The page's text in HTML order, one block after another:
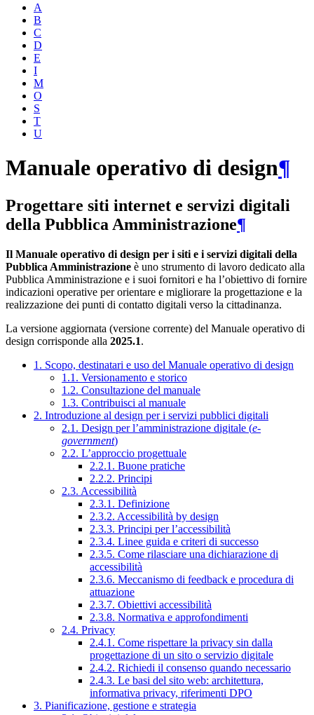
A
B
C
D
E
I
M
O
S
T
U
Manuale operativo di design¶
Progettare siti internet e servizi digitali
della Pubblica Amministrazione¶
Il Manuale operativo di design per i siti e i servizi digitali della
Pubblica Amministrazione è uno strumento di lavoro dedicato alla
Pubblica Amministrazione e i suoi fornitori e ha l’obiettivo di fornire
indicazioni operative per orientare e migliorare la progettazione e la
realizzazione dei punti di contatto digitali verso la cittadinanza.
La versione aggiornata (versione corrente) del Manuale operativo di
design corrisponde alla 2025.1.
1. Scopo, destinatari e uso del Manuale operativo di design
1.1. Versionamento e storico
1.2. Consultazione del manuale
1.3. Contribuisci al manuale
2. Introduzione al design per i servizi pubblici digitali
2.1. Design per l’amministrazione digitale (e-
government)
2.2. L’approccio progettuale
2.2.1. Buone pratiche
2.2.2. Principi
2.3. Accessibilità
2.3.1. Definizione
2.3.2. Accessibilità by design
2.3.3. Principi per l’accessibilità
2.3.4. Linee guida e criteri di successo
2.3.5. Come rilasciare una dichiarazione di
accessibilità
2.3.6. Meccanismo di feedback e procedura di
attuazione
2.3.7. Obiettivi accessibilità
2.3.8. Normativa e approfondimenti
2.4. Privacy
2.4.1. Come rispettare la privacy sin dalla
progettazione di un sito o servizio digitale
2.4.2. Richiedi il consenso quando necessario
2.4.3. Le basi del sito web: architettura,
informativa privacy, riferimenti DPO
3. Pianificazione, gestione e strategia